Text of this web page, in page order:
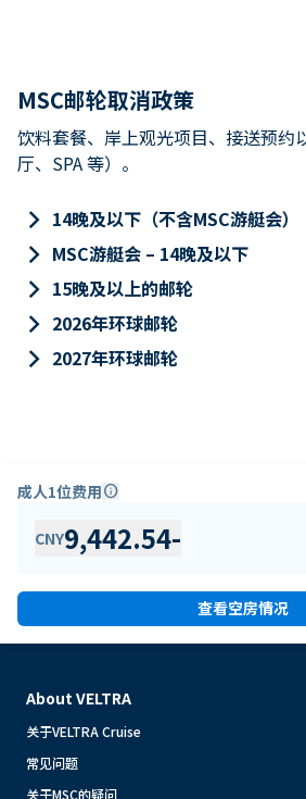
MSC邮轮取消政策
饮料套餐、岸上观光项目、接送预约
厅、SPA 等）。
keyboard_arrow_right 14晚及以下（不含MSC游艇会）
keyboard_arrow_right MSC游艇会 – 14晚及以下
keyboard_arrow_right 15晚及以上的邮轮
keyboard_arrow_right 2026年环球邮轮
keyboard_arrow_right 2027年环球邮轮
成人1位费用info
CNY9,442.54-
查看空房情况
About VELTRA
关于VELTRA Cruise
常见问题
关于MSC的疑问